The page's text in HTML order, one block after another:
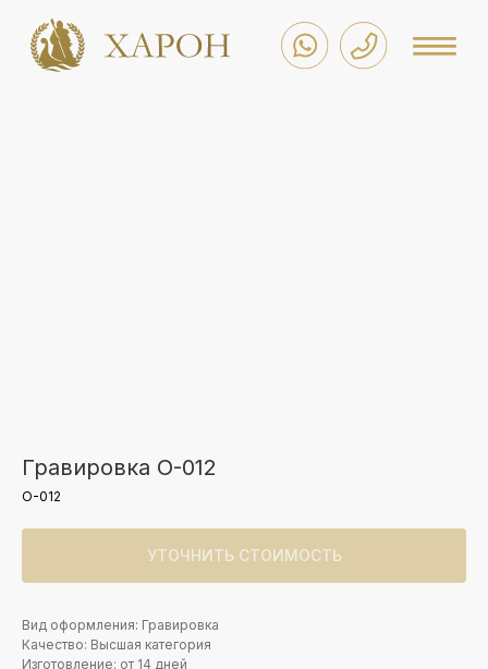
Гравировка O-012
O-012
УТОЧНИТЬ СТОИМОСТЬ
Вид оформления: Гравировка
Качество: Высшая категория
Изготовление: от 14 дней